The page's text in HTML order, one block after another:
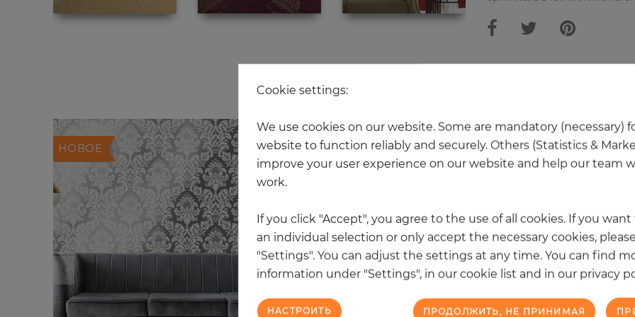
Ещё 20 товаров из этой категории
НОВОЕ НОВОЕ
Cookie settings:
We use cookies on our website. Some are mandatory (necessary)
website to function reliably and securely. Others (Statistics &
improve your user experience on our website and help our team
work.
If you click "Accept", you agree to the use of all cookies. If you
an individual selection or only accept the necessary cookies,
"Settings". You can adjust the settings at any time. You can find
information under "Settings", in our cookie list and in our privacy
ПРОДОЛЖИТЬ, НЕ ПРИНИМАЯ
НАСТРОИТЬ